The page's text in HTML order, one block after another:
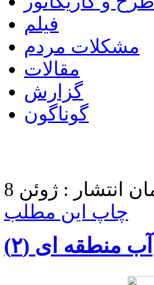
فیلم
مشکلات مردم
مقالات
گزارش
گوناگون
چاپ این مطلب
آب منطقه ای (۲)